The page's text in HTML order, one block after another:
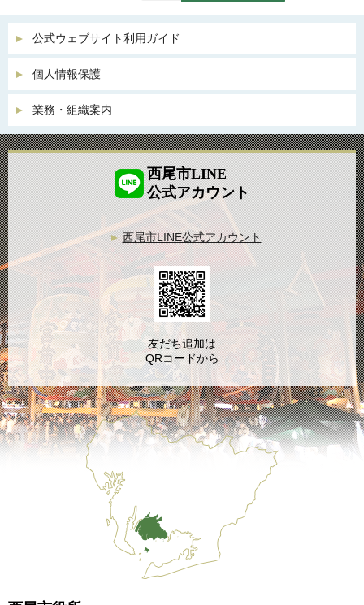
公式ウェブサイト利用ガイド
個人情報保護
業務・組織案内
西尾市LINE
公式アカウント
西尾市LINE公式アカウント
友だち追加は
QRコードから